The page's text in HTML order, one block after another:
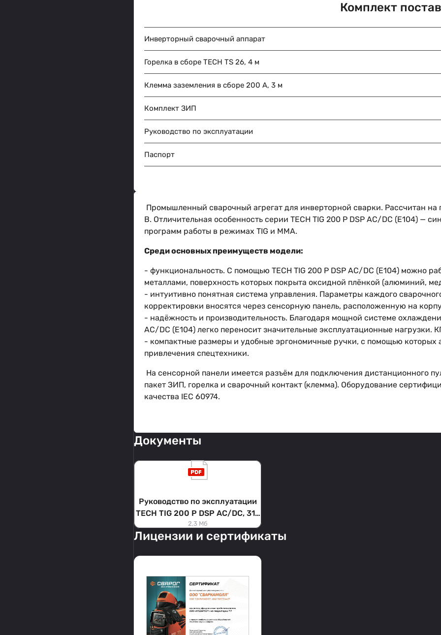
Комплект
Инверторный сварочный аппарат
Горелка в сборе TECH TS 26, 4 м
Клемма заземления в сборе 200 А, 3 м
Комплект ЗИП
Руководство по эксплуатации
Паспорт
Промышленный сварочный агрегат для инверторной сварки. Рассчитан
В. Отличительная особенность серии TECH TIG 200 P DSP AC/DC (E104) —
программ работы в режимах TIG и MMA.
Среди основных преимуществ модели:
- функциональность. С помощью TECH TIG 200 P DSP AC/DC (E104) можно
металлами, поверхность которых покрыта оксидной плёнкой (алюминий,
- интуитивно понятная система управления. Параметры каждого
корректировки вносятся через сенсорную панель, расположенную на
- надёжность и производительность. Благодаря мощной системе
AC/DC (E104) легко переносит значительные эксплуатационные
- компактные размеры и удобные эргономичные ручки, с помощью которых
привлечения спецтехники.
На сенсорной панели имеется разъём для подключения дистанционного
пакет ЗИП, горелка и сварочный контакт (клемма). Оборудование
качества IEC 60974.
Документы
Руководство по эксплуатации
TECH TIG 200 P DSP AC/DC, 315
P DSP AC/DC
2,3 Мб
Лицензии и сертификаты